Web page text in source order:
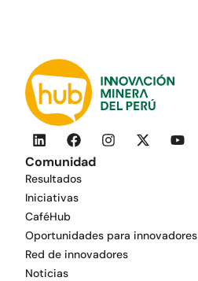
Comunidad
Resultados
Iniciativas
CaféHub
Oportunidades para innovadores
Red de innovadores
Noticias